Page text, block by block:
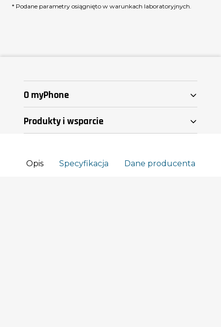
Opis Specyfikacja Dane producenta
* Podane parametry osiągnięto w warunkach laboratoryjnych.
O myPhone
Produkty i wsparcie